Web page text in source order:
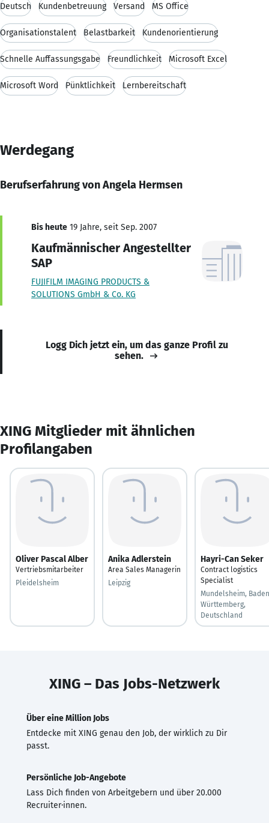
Deutsch Kundenbetreuung Versand MS Office
Organisationstalent Belastbarkeit Kundenorientierung
Schnelle Auffassungsgabe Freundlichkeit Microsoft Excel
Microsoft Word Pünktlichkeit Lernbereitschaft
Werdegang
Berufserfahrung von Angela Hermsen
Bis heute 19 Jahre, seit Sep. 2007
Kaufmännischer Angestellter
SAP
FUJIFILM IMAGING PRODUCTS &
SOLUTIONS GmbH & Co. KG
Logg Dich jetzt ein, um das ganze Profil zu
sehen.
XING Mitglieder mit ähnlichen
Profilangaben
Oliver Pascal Alber
Vertriebsmitarbeiter
Pleidelsheim
Anika Adlerstein
Area Sales Managerin
Leipzig
Hayri-Can Seker
Contract logistics
Specialist
Mundelsheim,
Württemberg,
Deutschland
XING – Das Jobs-Netzwerk
Über eine Million Jobs
Entdecke mit XING genau den Job, der wirklich zu Dir
passt.
Persönliche Job-Angebote
Lass Dich finden von Arbeitgebern und über 20.000
Recruiter·innen.